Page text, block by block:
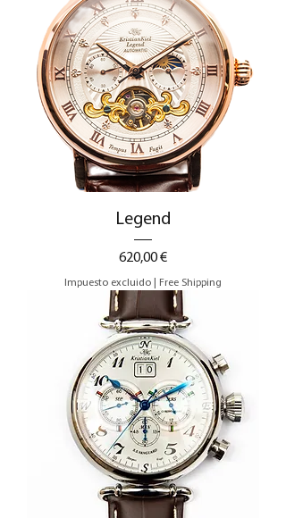
Legend
Precio
620,00 €
Impuesto excluido Free Shipping